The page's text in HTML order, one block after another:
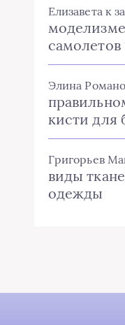
Елизавета к
самолетов
Элина
кисти для
Григорьев
виды
одежды